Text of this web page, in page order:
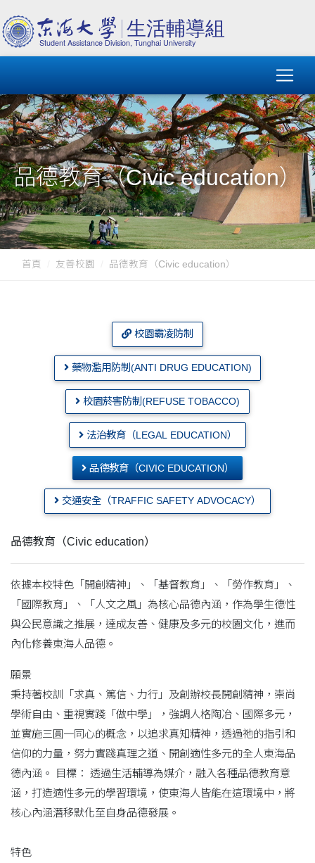
品德教育（Civic education）
首頁 友善校園 品德教育（Civic education）
校園霸凌防制
藥物濫用防制(ANTI DRUG EDUCATION)
校園菸害防制(REFUSE TOBACCO)
法治教育（LEGAL EDUCATION）
品德教育（CIVIC EDUCATION）
交通安全（TRAFFIC SAFETY ADVOCACY）
品德教育（Civic education）
依據本校特色「開創精神」、「基督教育」、「勞作教育」、
「國際教育」、「人文之風」為核心品德內涵，作為學生德性
與公民意識之推展，達成友善、健康及多元的校園文化，進而
內化修養東海人品德。
願景
秉持著校訓「求真、篤信、力行」及創辦校長開創精神，崇尚
學術自由、重視實踐「做中學」，強調人格陶冶、國際多元，
並實施三圓一同心的概念，以追求真知精神，透過祂的指引和
信仰的力量，努力實踐真理之道、開創適性多元的全人東海品
德內涵。 目標： 透過生活輔導為媒介，融入各種品德教育意
涵，打造適性多元的學習環境，使東海人皆能在這環境中，將
核心內涵潛移默化至自身品德發展。
特色